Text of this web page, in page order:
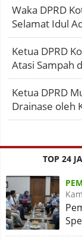
Waka DPRD
Selamat Idul
Ketua DPRD
Atasi Sampah
Ketua DPRD
Drainase oleh
TOP 24